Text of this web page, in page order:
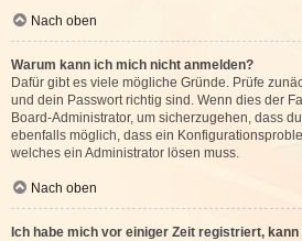
Nach oben
Warum kann ich mich nicht anmelden?
Dafür gibt es viele mögliche Gründe. Prüfe
und dein Passwort richtig sind. Wenn dies der
Board-Administrator, um sicherzugehen, dass
ebenfalls möglich, dass ein
welches ein Administrator lösen muss.
Nach oben
Ich habe mich vor einiger Zeit registriert,